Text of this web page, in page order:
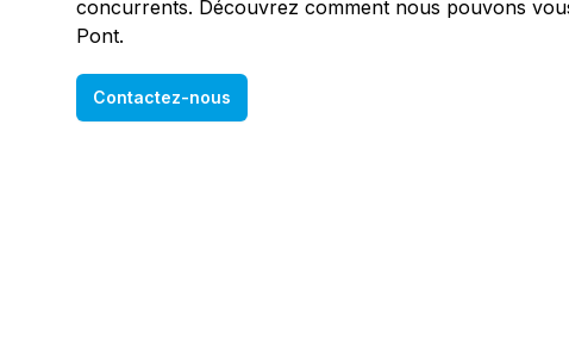
concurrents. Découvrez comment nous pouvons
Pont.
Contactez-nous